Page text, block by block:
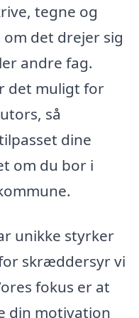
tegne og
det drejer sig
andre fag.
det muligt for
så
dine
om du bor i
unikke styrker
skræddersyr vi
fokus er at
din motivation